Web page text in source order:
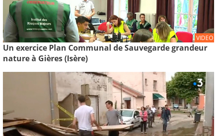
VIDEO
Un exercice Plan Communal de Sauvegarde grandeur
nature à Gières (Isère)